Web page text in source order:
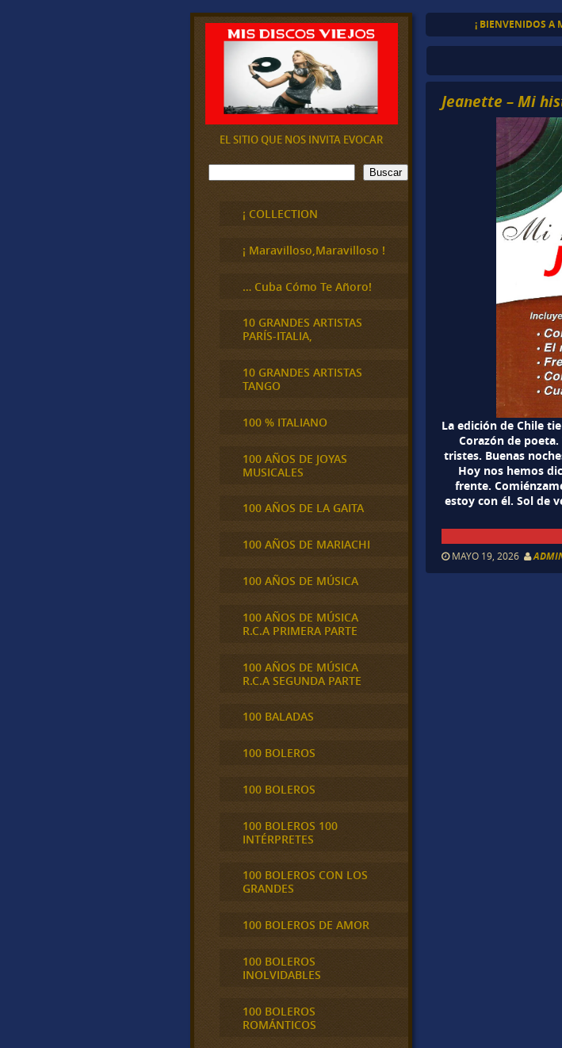
¡ BIENVENIDOS A
Jeanette – Mi
La edición de Chile
Corazón de
tristes. Buenas
Hoy nos hemos
frente.
estoy con él. Sol de
MAYO 19, 2026
EL SITIO QUE NOS INVITA EVOCAR
B
u
Buscar
¡ COLLECTION
¡ Maravilloso,Maravilloso !
… Cuba Cómo Te Añoro!
10 GRANDES ARTISTAS
PARÍS-ITALIA,
10 GRANDES ARTISTAS
TANGO
100 % ITALIANO
100 AÑOS DE JOYAS
MUSICALES
100 AÑOS DE LA GAITA
100 AÑOS DE MARIACHI
100 AÑOS DE MÚSICA
100 AÑOS DE MÚSICA
R.C.A PRIMERA PARTE
100 AÑOS DE MÚSICA
R.C.A SEGUNDA PARTE
100 BALADAS
100 BOLEROS
100 BOLEROS
100 BOLEROS 100
INTÉRPRETES
100 BOLEROS CON LOS
GRANDES
100 BOLEROS DE AMOR
100 BOLEROS
INOLVIDABLES
100 BOLEROS
ROMÁNTICOS